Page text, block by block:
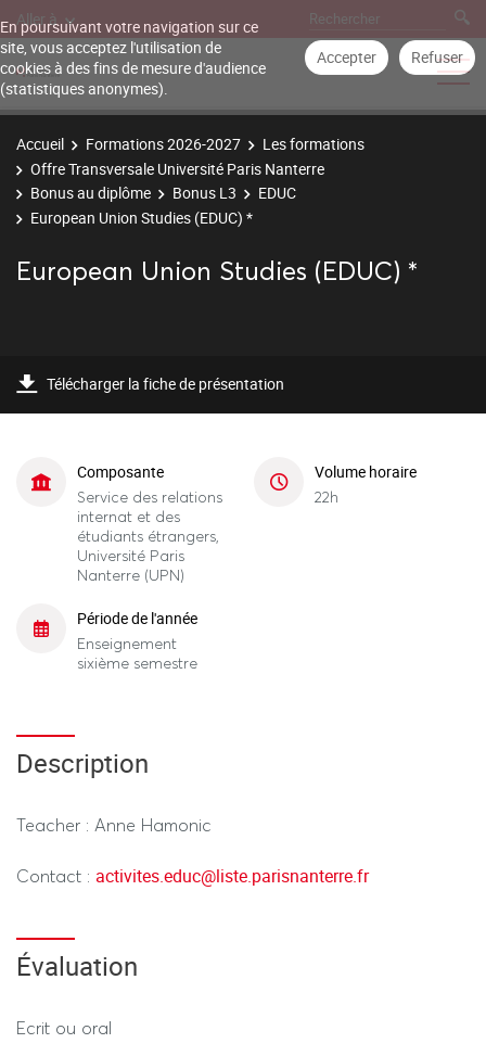
En poursuivant votre navigation sur ce
site, vous acceptez l'utilisation de
cookies à des fins de mesure d'audience
(statistiques anonymes).
Accepter Refuser
Aller à
Accueil Formations 2026-2027
Les formations
Offre Transversale Université Paris Nanterre
Bonus au diplôme
Bonus L3
EDUC
European Union Studies (EDUC) *
European Union Studies (EDUC) *
Télécharger la fiche de présentation
Composante
Service des relations
internat et des
étudiants étrangers,
Université Paris
Nanterre (UPN)
Volume horaire
22h
Période de l'année
Enseignement
sixième semestre
Description
Teacher : Anne Hamonic
Contact : activites.educ@liste.parisnanterre.fr
Évaluation
Ecrit ou oral